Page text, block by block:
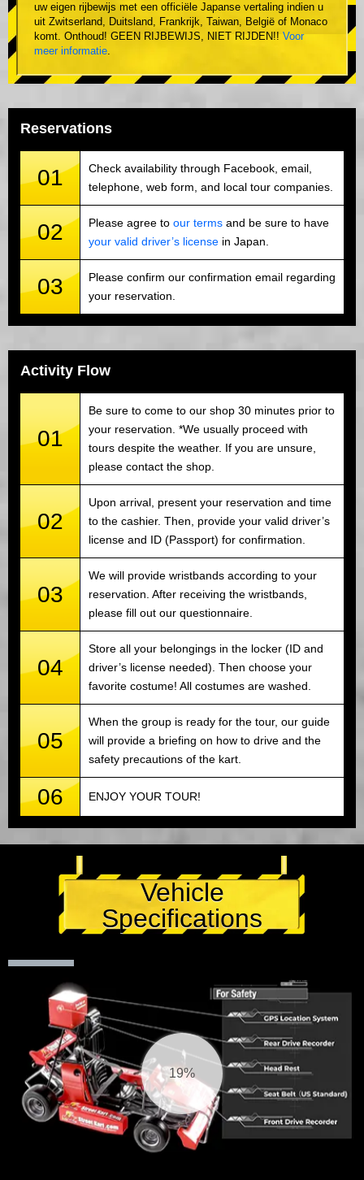
uw eigen rijbewijs met een officiële Japanse vertaling indien u
uit Zwitserland, Duitsland, Frankrijk, Taiwan, België of Monaco
komt. Onthoud! GEEN RIJBEWIJS, NIET RIJDEN!! Voor
meer informatie.
Reservations
01
Check availability through Facebook, email,
telephone, web form, and local tour companies.
02 Please agree to our terms and be sure to have
your valid driver’s license in Japan.
03
Please confirm our confirmation email regarding
your reservation.
Activity Flow
01
Be sure to come to our shop 30 minutes prior to
your reservation. *We usually proceed with
tours despite the weather. If you are unsure,
please contact the shop.
02
Upon arrival, present your reservation and time
to the cashier. Then, provide your valid driver’s
license and ID (Passport) for confirmation.
03
We will provide wristbands according to your
reservation. After receiving the wristbands,
please fill out our questionnaire.
04
Store all your belongings in the locker (ID and
driver’s license needed). Then choose your
favorite costume! All costumes are washed.
05
When the group is ready for the tour, our guide
will provide a briefing on how to drive and the
safety precautions of the kart.
06 ENJOY YOUR TOUR!
Vehicle
Specifications
20%